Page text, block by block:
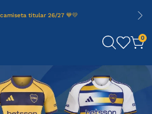
titular 26/27 💙💛
0